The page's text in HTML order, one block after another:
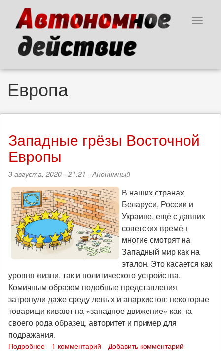
основному
содержанию
Toggle
Европа
Западные грёзы Восточной
Европы
3 августа, 2020 - 21:21 -Анонимный
В наших странах,
Беларуси, России и
Украине, ещё с давних
советских времён
многие смотрят на
Западный мир как на
эталон. Это касается как
уровня жизни, так и политического устройства.
Комичным образом подобные представления
затронули даже среду левых и анархистов: некоторые
товарищи кивают на «западное движение» как на
своего рода образец, авторитет и пример для
подражания.
Подробнее 1 комментарий Добавить комментарий